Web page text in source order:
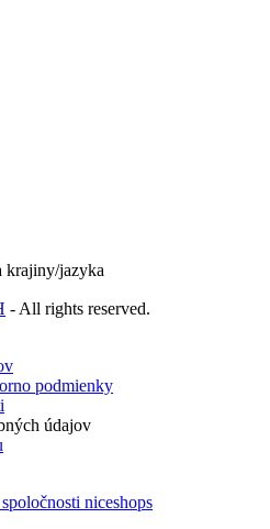
krajiny/jazyka
- All rights reserved.
podmienky
údajov
niceshops